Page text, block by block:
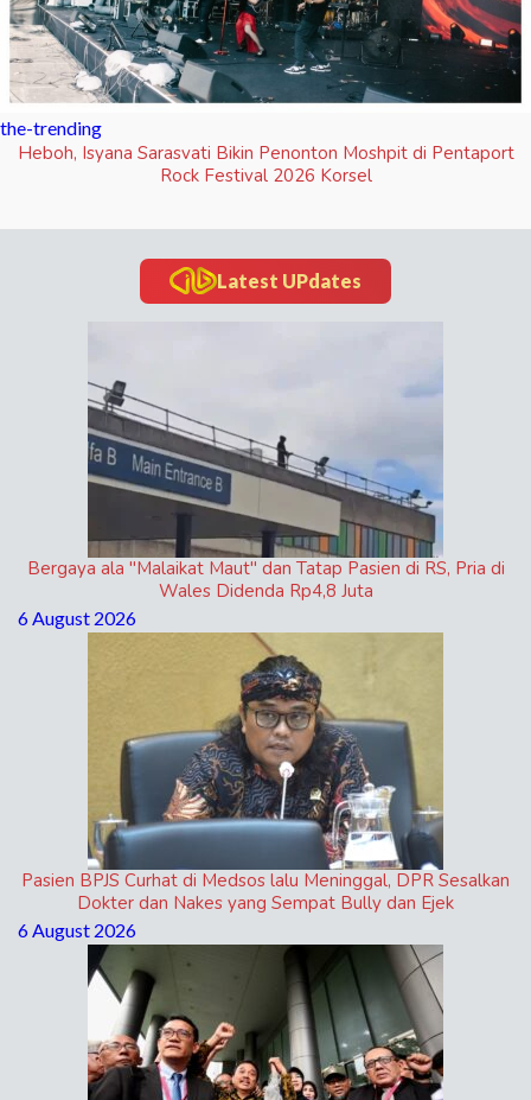
the-trending
Heboh, Isyana Sarasvati Bikin Penonton Moshpit di Pentaport
Rock Festival 2026 Korsel
Latest UPdates
Bergaya ala "Malaikat Maut" dan Tatap Pasien di RS, Pria di
Wales Didenda Rp4,8 Juta
6 August 2026
Pasien BPJS Curhat di Medsos lalu Meninggal, DPR Sesalkan
Dokter dan Nakes yang Sempat Bully dan Ejek
6 August 2026